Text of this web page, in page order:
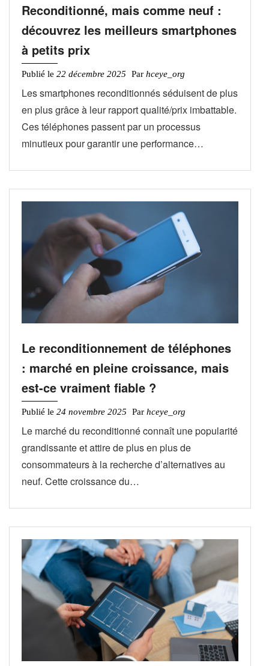
Reconditionné, mais comme neuf :
découvrez les meilleurs smartphones
à petits prix
Publié le 22 décembre 2025 Par hceye_org
Les smartphones reconditionnés séduisent de plus
en plus grâce à leur rapport qualité/prix imbattable.
Ces téléphones passent par un processus
minutieux pour garantir une performance…
Le reconditionnement de téléphones
: marché en pleine croissance, mais
est-ce vraiment fiable ?
Publié le 24 novembre 2025 Par hceye_org
Le marché du reconditionné connaît une popularité
grandissante et attire de plus en plus de
consommateurs à la recherche d’alternatives au
neuf. Cette croissance du…